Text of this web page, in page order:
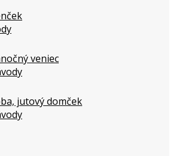
veniec
jutový domček